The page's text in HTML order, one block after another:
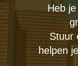
Heb
Stuur
helpen